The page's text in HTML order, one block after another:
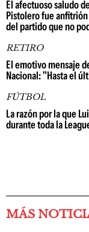
El afectuoso saludo
Pistolero fue
del partido que no
RETIRO
El emotivo mensaje
Nacional: "Hasta el
FÚTBOL
La razón por la que
durante toda la
MÁS